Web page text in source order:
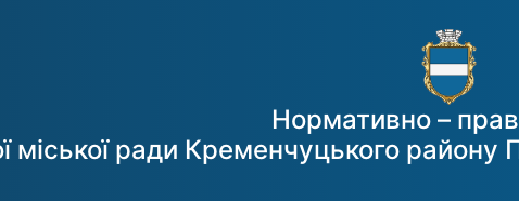
Нормативно –
міської ради Кременчуцького району